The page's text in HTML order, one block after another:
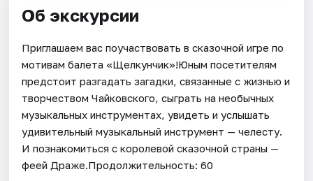
Об экскурсии
Приглашаем вас поучаствовать в сказочной игре по
мотивам балета «Щелкунчик»!Юным посетителям
предстоит разгадать загадки, связанные с жизнью и
творчеством Чайковского, сыграть на необычных
музыкальных инструментах, увидеть и услышать
удивительный музыкальный инструмент — челесту.
И познакомиться с королевой сказочной страны —
феей Драже.Продолжительность: 60